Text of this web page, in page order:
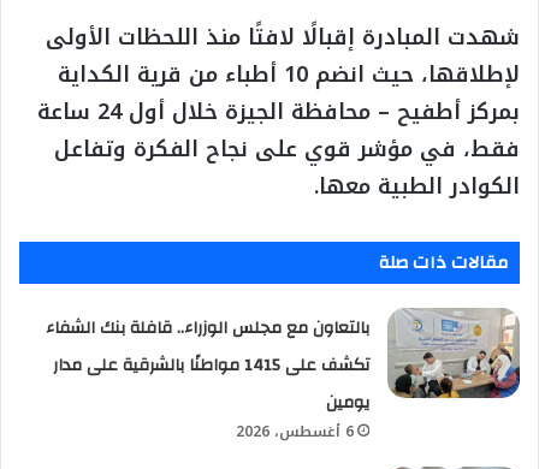
شهدت المبادرة إقبالًا لافتًا منذ اللحظات الأولى
لإطلاقها، حيث انضم 10 أطباء من قرية الكداية
بمركز أطفيح – محافظة الجيزة خلال أول 24 ساعة
فقط، في مؤشر قوي على نجاح الفكرة وتفاعل
الكوادر الطبية معها.
مقالات ذات صلة
بالتعاون مع مجلس الوزراء.. قافلة بنك الشفاء
تكشف على 1415 مواطنًا بالشرقية على مدار
يومين
6 أغسطس، 2026